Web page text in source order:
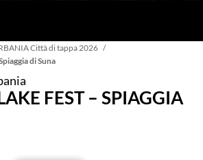
Città di tappa 2026
di Suna
FEST – SPIAGGIA